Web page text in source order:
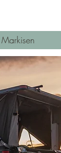
Markisen